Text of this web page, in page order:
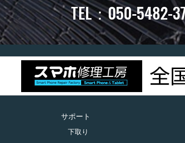
TEL：050-5482-
サポート
下取り